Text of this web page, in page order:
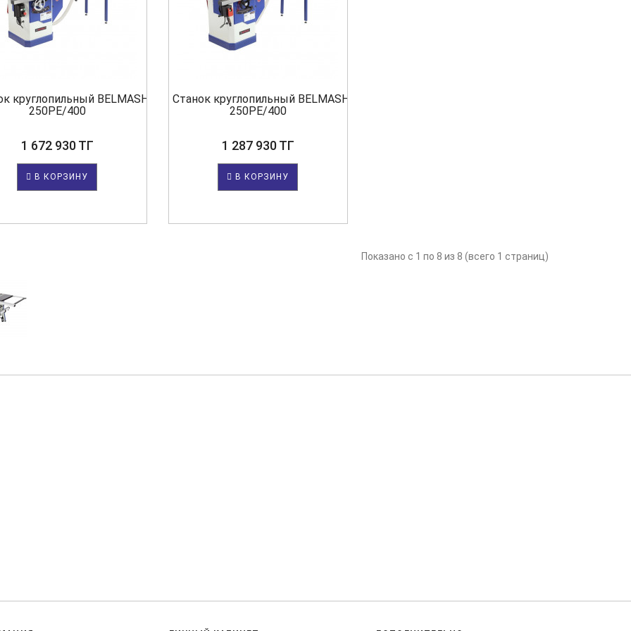
круглопильный BELMASH LTS-
250PE/400
1 672 930 ТГ
В КОРЗИНУ
Станок круглопильный BELMASH TS-
250PE/400
1 287 930 ТГ
В КОРЗИНУ
Показано с 1 по 8 из 8 (всего 1 страниц)